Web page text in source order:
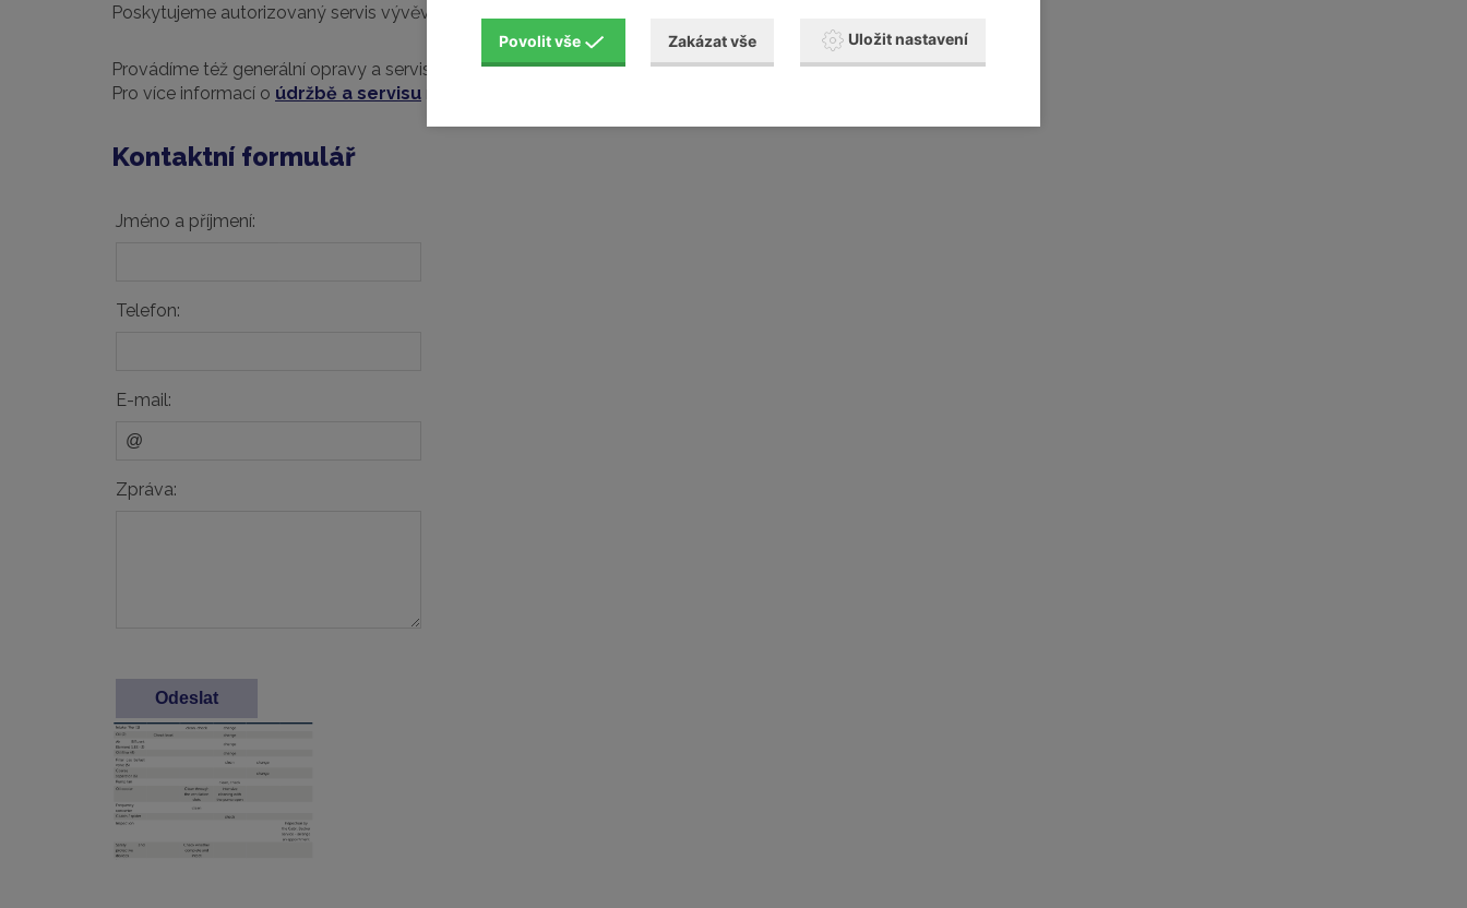
Poskytujeme autorizovaný servis vývěv a servis dmychadel Becker.
Provádíme též generální opravy a servis zařízení Busch, Elmo Rietschle, Schmalz, Gardner Denver a dalších značek.
Pro více informací o údržbě a servisu
Kontaktní formulář
Jméno a příjmení:
Telefon:
E-mail:
Zpráva:
Povolit vše Zakázat vše Uložit nastavení